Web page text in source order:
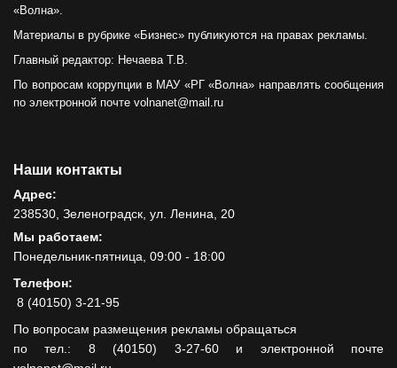
«Волна».
Материалы в рубрике «Бизнес» публикуются на правах рекламы.
Главный редактор: Нечаева Т.В.
По вопросам коррупции в МАУ «РГ «Волна» направлять сообщения
по электронной почте volnanet@mail.ru
Наши контакты
Адрес:
238530, Зеленоградск, ул. Ленина, 20
Мы работаем:
Понедельник-пятница, 09:00 - 18:00
Телефон:
8 (40150) 3-21-95
По вопросам размещения рекламы обращаться
по тел.: 8 (40150) 3-27-60 и электронной почте